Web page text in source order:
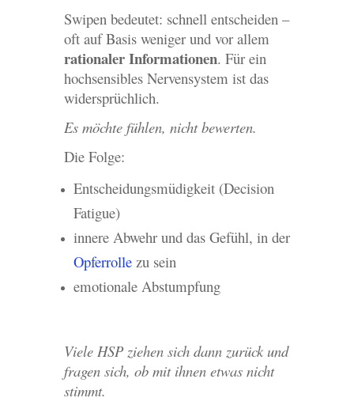
Swipen bedeutet: schnell entscheiden –
oft auf Basis weniger und vor allem
rationaler Informationen. Für ein
hochsensibles Nervensystem ist das
widersprüchlich.
Es möchte fühlen, nicht bewerten.
Die Folge:
Entscheidungsmüdigkeit (Decision
Fatigue)
innere Abwehr und das Gefühl, in der
Opferrollezu sein
emotionale Abstumpfung
Viele HSP ziehen sich dann zurück und
fragen sich, ob mit ihnen etwas nicht
stimmt.